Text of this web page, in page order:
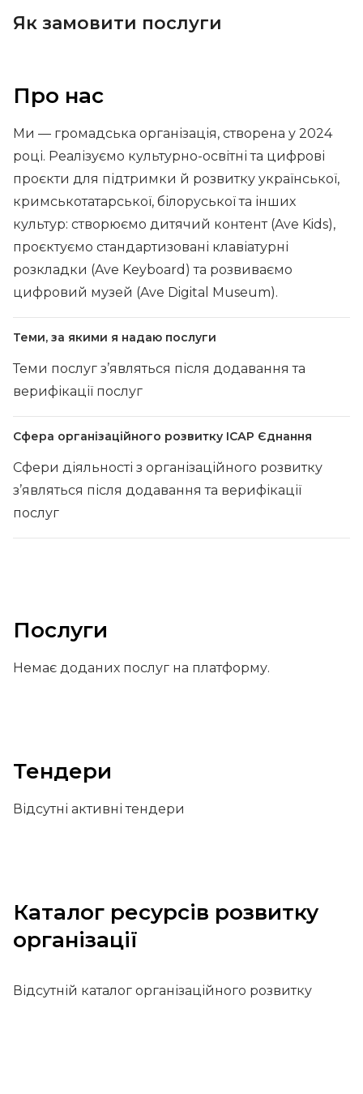
Про нас
Ми — громадська організація, створена у 2024
році. Реалізуємо культурно-освітні та цифрові
проєкти для підтримки й розвитку української,
кримськотатарської, білоруської та інших
культур: створюємо дитячий контент (Ave Kids),
проєктуємо стандартизовані клавіатурні
розкладки (Ave Keyboard) та розвиваємо
цифровий музей (Ave Digital Museum).
Теми, за якими я надаю послуги
Теми послуг з’являться після додавання та
верифікації послуг
Сфера організаційного розвитку ІСАР Єднання
Сфери діяльності з організаційного розвитку
з’являться після додавання та верифікації
послуг
Послуги
Немає доданих послуг на платформу.
Тендери
Відсутні активні тендери
Каталог ресурсів розвитку
організації
Відсутній каталог організаційного розвитку
Як замовити послуги